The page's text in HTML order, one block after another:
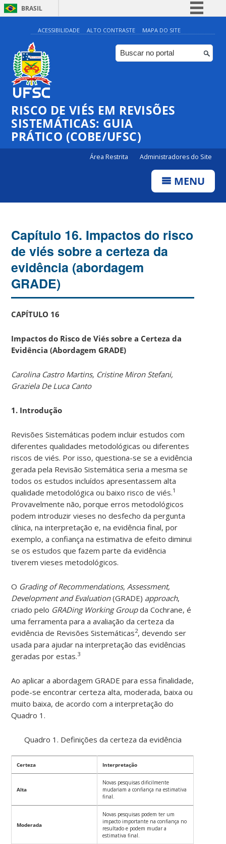
BRASIL
Simplifique!
Comunica BR
Participe
Canais
ACESSIBILIDADE ALTO CONTRASTE MAPA DO SITE
RISCO DE VIÉS EM REVISÕES
SISTEMÁTICAS: GUIA
PRÁTICO (COBE/UFSC)
Área Restrita Administradores do Site
MENU
Capítulo 16. Impactos do risco
de viés sobre a certeza da
evidência (abordagem
GRADE)
CAPÍTULO 16
Impactos do Risco de Viés sobre a Certeza da
Evidência (Abordagem GRADE)
Carolina Castro Martins, Cristine Miron Stefani,
Graziela De Luca Canto
1. Introdução
Revisões Sistemáticas podem incluir estudos com
diferentes qualidades metodológicas ou diferentes
riscos de viés. Por isso, questiona-se se a evidência
gerada pela Revisão Sistemática seria a mesma se
todos os estudos incluídos apresentassem alta
qualidade metodológica ou baixo risco de viés.1
Provavelmente não, porque erros metodológicos
podem introduzir vieses no desfecho da pergunta
clínica, na interpretação e, na evidência final, por
exemplo, a confiança na estimativa de efeito diminui
se os estudos que fazem parte da evidência
tiverem vieses metodológicos.
O Grading of Recommendations, Assessment,
Development and Evaluation(GRADE) approach,
criado pelo GRADing Working Groupda Cochrane, é
uma ferramenta para a avaliação da certeza da
evidência de Revisões Sistemáticas2, devendo ser
usada para ajudar na interpretação das evidências
geradas por estas.3
Ao aplicar a abordagem GRADE para essa finalidade,
pode-se encontrar certeza alta, moderada, baixa ou
muito baixa, de acordo com a interpretação do
Quadro 1.
Quadro 1. Definições da certeza da evidência
Certeza Interpretação
Alta
Novas pesquisas dificilmente
mudariam a confiança na estimativa
final.
Moderada
Novas pesquisas podem ter um
impacto importante na confiança no
resultado e podem mudar a
estimativa final.